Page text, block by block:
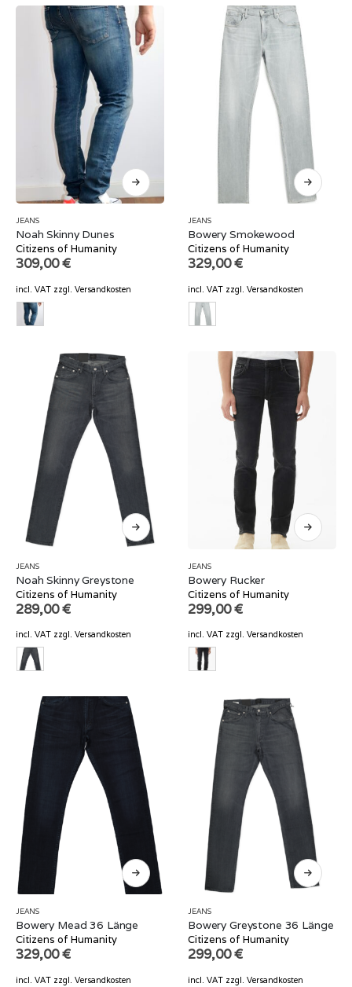
JEANS
Noah Skinny Dunes
Citizens of Humanity
309,00€
incl. VAT zzgl. Versandkosten
JEANS
Bowery Smokewood
Citizens of Humanity
329,00€
incl. VAT zzgl. Versandkosten
JEANS
Noah Skinny Greystone
Citizens of Humanity
289,00€
incl. VAT zzgl. Versandkosten
JEANS
Bowery Rucker
Citizens of Humanity
299,00€
incl. VAT zzgl. Versandkosten
JEANS
Bowery Mead 36 Länge
Citizens of Humanity
329,00€
incl. VAT zzgl. Versandkosten
JEANS
Bowery Greystone 36 Länge
Citizens of Humanity
299,00€
incl. VAT zzgl. Versandkosten